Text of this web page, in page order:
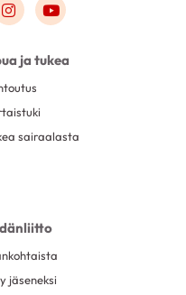
to twitter
Link to instagram
Link to youtube
ja tukea
sairaalasta
jäseneksi